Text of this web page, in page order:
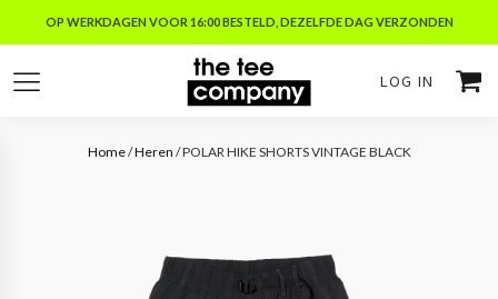
OP WERKDAGEN VOOR 16:00 BESTELD, DEZELFDE DAG VERZONDEN
LOG IN
Home/Heren / POLAR HIKE SHORTS VINTAGE BLACK